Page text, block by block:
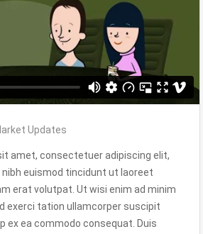
Updates
amet, consectetuer adipiscing elit,
euismod tincidunt ut laoreet
erat volutpat. Ut wisi enim ad minim
exerci tation ullamcorper suscipit
ex ea commodo consequat. Duis